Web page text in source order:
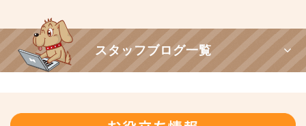
スタッフブログ一覧